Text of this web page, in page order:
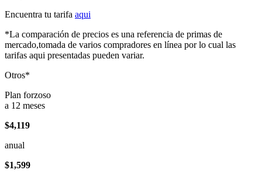
Encuentra tu tarifa aqui
*La comparación de precios es una referencia de primas de
mercado,tomada de varios compradores en línea por lo cual las
tarifas aqui presentadas pueden variar.
Otros*
Plan forzoso
a 12 meses
$4,119
anual
$1,599